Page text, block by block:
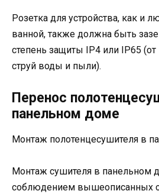
Розетка для устройства, как и
ванной, также должна быть
степень защиты IP4 или IP65
струй воды и пыли).
Перенос
панельном доме
Монтаж полотенцесушителя в
Монтаж сушителя в панельном
соблюдением вышеописанных